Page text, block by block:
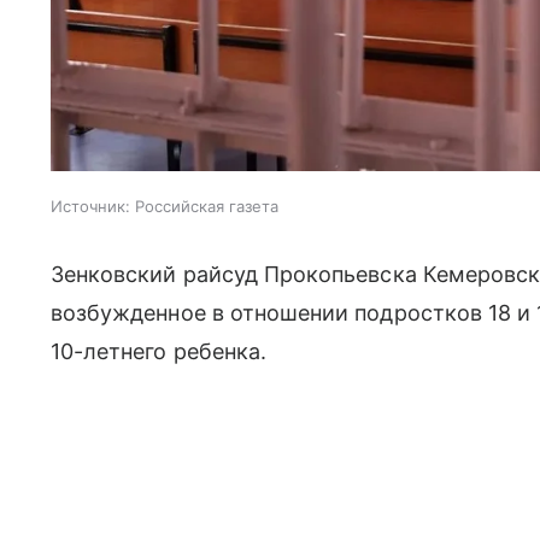
Источник: Российская газета
Зенковский райсуд Прокопьевска
возбужденное в отношении подростков 18
10-летнего ребенка.